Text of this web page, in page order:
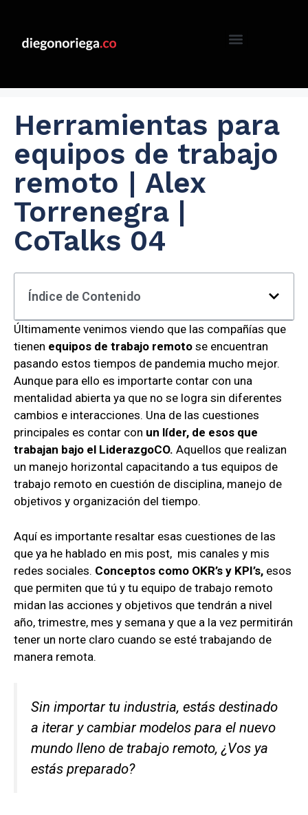
Herramientas para
equipos de trabajo
remoto | Alex
Torrenegra |
CoTalks 04
Índice de Contenido
Últimamente venimos viendo que las compañías que
tienen equipos de trabajo remoto se encuentran
pasando estos tiempos de pandemia mucho mejor.
Aunque para ello es importarte contar con una
mentalidad abierta ya que no se logra sin diferentes
cambios e interacciones. Una de las cuestiones
principales es contar con un líder, de esos que
trabajan bajo el LiderazgoCO. Aquellos que realizan
un manejo horizontal capacitando a tus equipos de
trabajo remoto en cuestión de disciplina, manejo de
objetivos y organización del tiempo.
Aquí es importante resaltar esas cuestiones de las
que ya he hablado en mis post, mis canales y mis
redes sociales. Conceptos como OKR’s y KPI’s, esos
que permiten que tú y tu equipo de trabajo remoto
midan las acciones y objetivos que tendrán a nivel
año, trimestre, mes y semana y que a la vez permitirán
tener un norte claro cuando se esté trabajando de
manera remota.
Sin importar tu industria, estás destinado
a iterar y cambiar modelos para el nuevo
mundo lleno de trabajo remoto, ¿Vos ya
estás preparado?